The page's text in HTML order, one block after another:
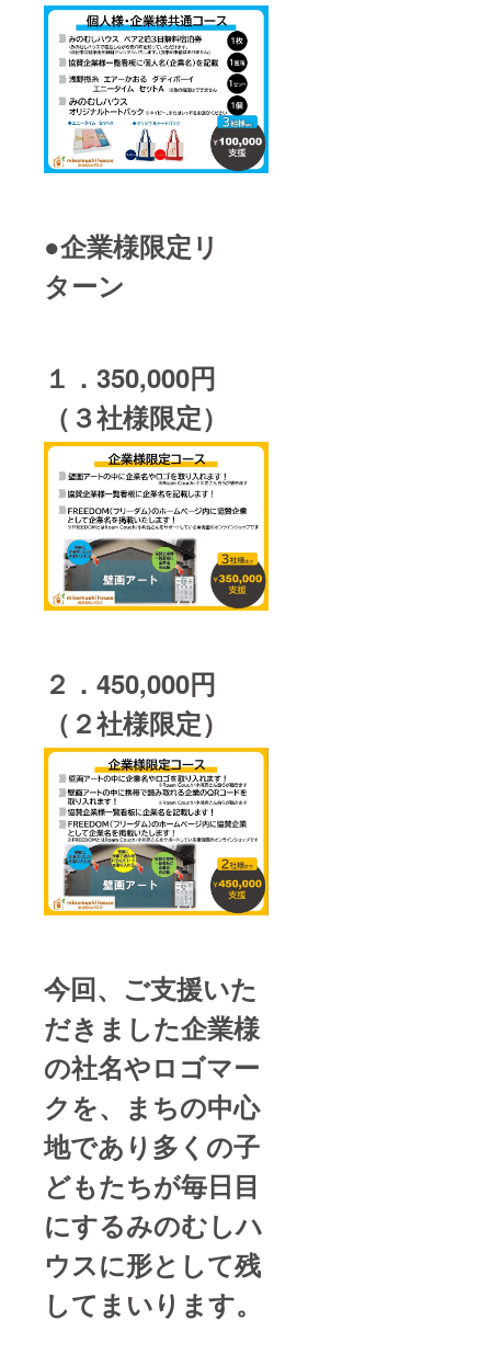
●企業様限定リ
ターン
１．350,000円
（３社様限定）
２．450,000円
（２社様限定）
今回、ご支援いた
だきました企業様
の社名やロゴマー
クを、まちの中心
地であり多くの子
どもたちが毎日目
にするみのむしハ
ウスに形として残
してまいります。